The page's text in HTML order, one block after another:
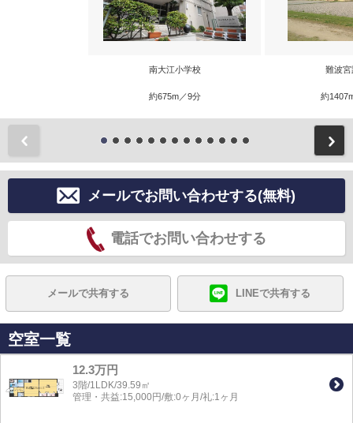
南大江小学校
約675m／9分
難波宮
約
メールでお問い合わせする(無料)
電話でお問い合わせする
メールで共有する LINEで共有する
空室一覧
12.3万円
3階/1LDK/39.59㎡
管理・共益:15,000円/敷:0ヶ月/礼:1ヶ月